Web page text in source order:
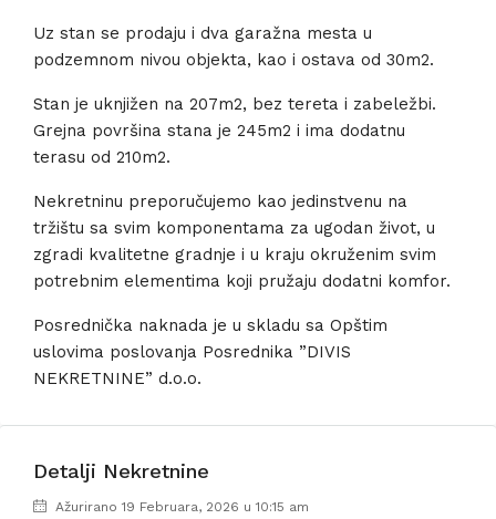
Uz stan se prodaju i dva garažna mesta u
podzemnom nivou objekta, kao i ostava od 30m2.
Stan je uknjižen na 207m2, bez tereta i zabeležbi.
Grejna površina stana je 245m2 i ima dodatnu
terasu od 210m2.
Nekretninu preporučujemo kao jedinstvenu na
tržištu sa svim komponentama za ugodan život, u
zgradi kvalitetne gradnje i u kraju okruženim svim
potrebnim elementima koji pružaju dodatni komfor.
Posrednička naknada je u skladu sa Opštim
uslovima poslovanja Posrednika ”DIVIS
NEKRETNINE” d.o.o.
Detalji Nekretnine
Ažurirano 19 Februara, 2026 u 10:15 am